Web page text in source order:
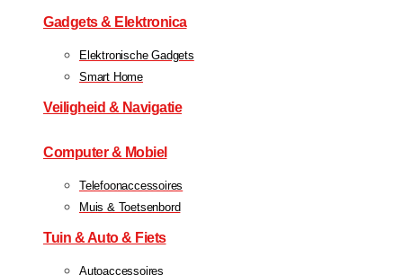
Gadgets & Elektronica
Elektronische Gadgets
Smart Home
Veiligheid & Navigatie
Computer & Mobiel
Telefoonaccessoires
Muis & Toetsenbord
Tuin & Auto & Fiets
Autoaccessoires